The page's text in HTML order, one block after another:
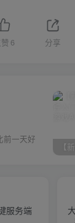
6 分享
前一天好
服务端